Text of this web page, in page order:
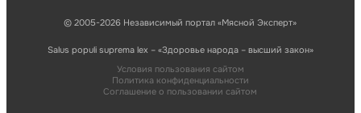
© 2005-2026 Независимый портал «Мясной Эксперт»
Salus populi suprema lex – «Здоровье народа – высший закон»
Условия пользования сайтом
Политика конфиденциальности
Соглашение о пользовании сайтом